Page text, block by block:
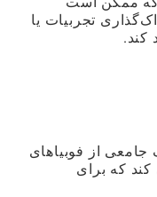
تجربیات یا
کند.
از فوبیاهای
که برای